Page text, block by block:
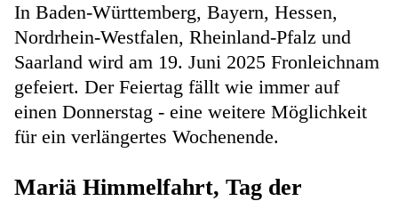
In Baden-Württemberg, Bayern, Hessen,
Nordrhein-Westfalen, Rheinland-Pfalz und
Saarland wird am 19. Juni 2025 Fronleichnam
gefeiert. Der Feiertag fällt wie immer auf
einen Donnerstag - eine weitere Möglichkeit
für ein verlängertes Wochenende.
Mariä Himmelfahrt, Tag der